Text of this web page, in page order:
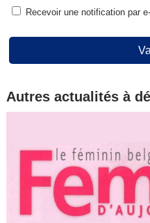
Recevoir une notification par
Autres actualités à